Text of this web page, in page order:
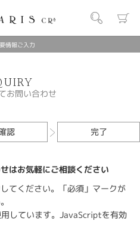
情報ご入力
お問い合わせ
認 完了
はお気軽にご相談ください
てください。「必須」マークが
しています。JavaScriptを有効